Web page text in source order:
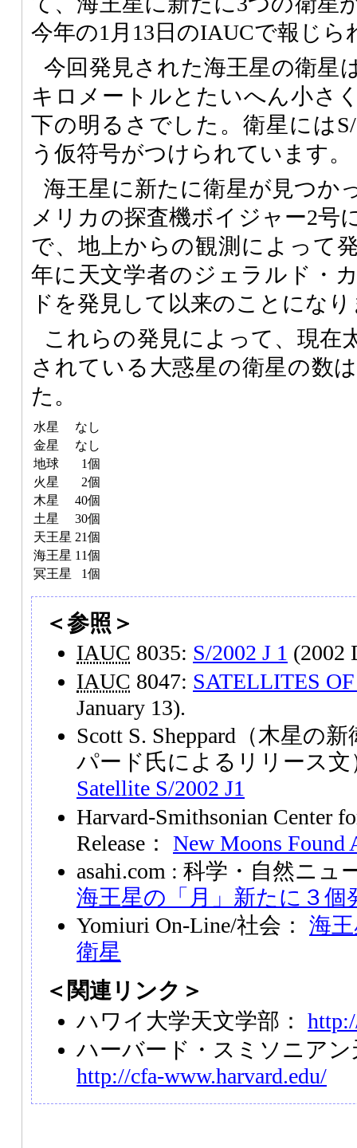
今年の1月13日のIAUCで報じら
今回発見された海王星の衛星
キロメートルとたいへん小さ
下の明るさでした。衛星には
う仮符号がつけられています。
海王星に新たに衛星が見つか
メリカの探査機ボイジャー2号
で、地上からの観測によって
年に天文学者のジェラルド・
ドを発見して以来のことにな
これらの発見によって、現在
されている大惑星の衛星の数
た。
水星
なし
金星
なし
地球
1個
火星
2個
木星
40個
土星
30個
天王星 21個
海王星 11個
冥王星
1個
＜参照＞
IAUC 8035: S/2002 J 1 (2002
IAUC 8047: SATELLITES
January 13).
Scott S. Sheppard（木星の
パード氏によるリリース
Satellite S/2002 J1
Harvard-Smithsonian Center
Release： New Moons Found
asahi.com : 科学・自然ニュ
海王星の「月」新たに３
Yomiuri On-Line/社会： 海
衛星
＜関連リンク＞
ハワイ大学天文学部：
ハーバード・スミソニア
http://cfa-www.harvard.edu/